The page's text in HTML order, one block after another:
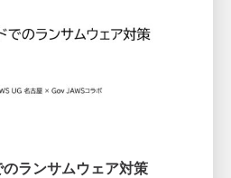
ランサムウェア対策